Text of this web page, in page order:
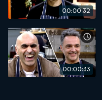
00:00:32
00:00:33